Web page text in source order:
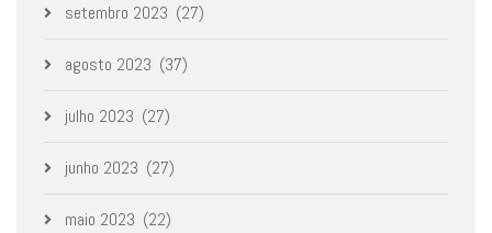
setembro 2023 (27)
agosto 2023 (37)
julho 2023 (27)
junho 2023 (27)
maio 2023 (22)